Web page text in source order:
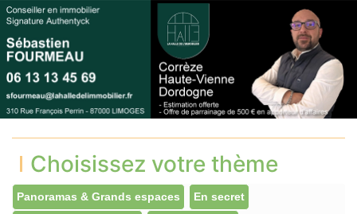
Choisissez votre thème
Panoramas & Grands espaces En secret